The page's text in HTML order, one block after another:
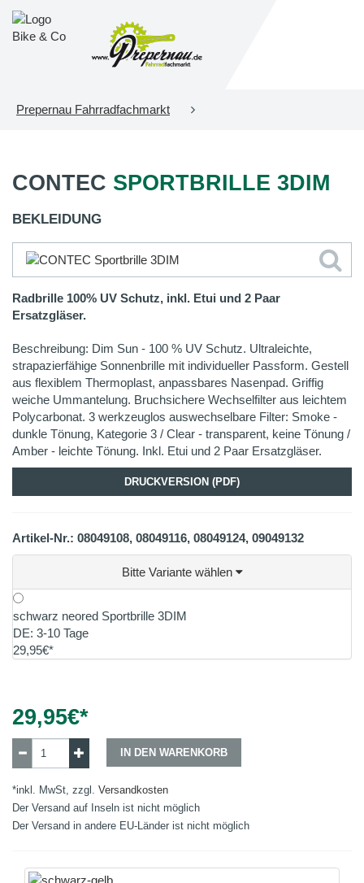
Prepernau Fahrradfachmarkt
CONTEC SPORTBRILLE 3DIM
BEKLEIDUNG
Radbrille 100% UV Schutz, inkl. Etui und 2 Paar
Ersatzgläser.
Beschreibung: Dim Sun - 100 % UV Schutz. Ultraleichte,
strapazierfähige Sonnenbrille mit individueller Passform. Gestell
aus flexiblem Thermoplast, anpassbares Nasenpad. Griffig
weiche Ummantelung. Bruchsichere Wechselfilter aus leichtem
Polycarbonat. 3 werkzeuglos auswechselbare Filter: Smoke -
dunkle Tönung, Kategorie 3 / Clear - transparent, keine Tönung /
Amber - leichte Tönung. Inkl. Etui und 2 Paar Ersatzgläser.
DRUCKVERSION (PDF)
Artikel-Nr.: 08049108, 08049116, 08049124, 09049132
Bitte Variante wählen
schwarz neored Sportbrille 3DIM
DE: 3-10 Tage
29,95€*
29,95€*
IN DEN WARENKORB
*inkl. MwSt, zzgl. Versandkosten
Der Versand auf Inseln ist nicht möglich
Der Versand in andere EU-Länder ist nicht möglich